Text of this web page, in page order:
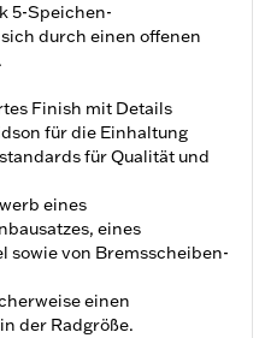
5-Speichen-
durch einen offenen
Finish mit Details
für die Einhaltung
für Qualität und
eines
eines
sowie von Bremsscheiben-
einen
der Radgröße.